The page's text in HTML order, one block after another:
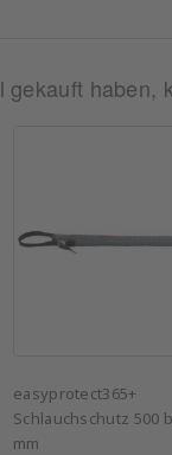
haben,
easyprotect365+
Schlauchschutz 500
mm